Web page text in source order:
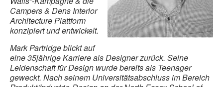
Campers & Dens Interior
Architecture Plattform
konzipiert und entwickelt.
Mark Partridge blickt auf
eine 35jährige Karriere als Designer zurück. Seine
Leidenschaft für Design wurde bereits als Teenager
geweckt. Nach seinem Universitätsabschluss im Bereich